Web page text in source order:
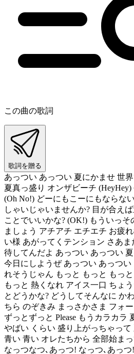
この曲の歌詞
歌詞を贈る
あっつい あっつい 夏にかませ 世
夏真っ盛り オンザビーチ
(Oh No!) どーにもこーにもならな
しゃいじゃいませんか? 目が合え
ことでいいかな? (OK!) もういっ
ましょう アチアチ エチエチ お疲
い様 あがってくテンション さあ
待してんだよ あっつい あっつい
今日にしようぜ あっつい あっつ
れそうじゃん もっと もっと もっ
もっと 熱くなれ アイス一口 ちょ
とどうかな? どうしてそんなに か
ちら のぞきみ まっさかさま フォ
ずっとずっと Please もうカラカラ
やばい くらい 盛り上がっちゃっ
青い 青い オレたちから 全部始ま
なっつなつ､あっつ! なっつ､あっ